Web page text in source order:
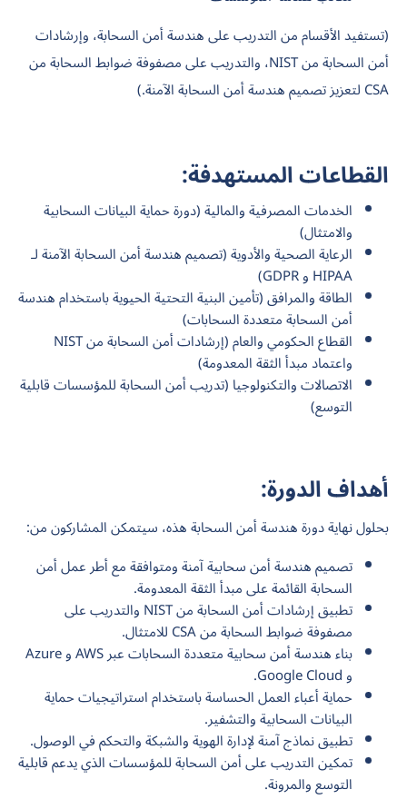
(تستفيد الأقسام من التدريب على هندسة أمن السحابة، وإرشادات
أمن السحابة من NIST، والتدريب على مصفوفة ضوابط السحابة من
CSA لتعزيز تصميم هندسة أمن السحابة الآمنة.)
القطاعات المستهدفة:
الخدمات المصرفية والمالية (دورة حماية البيانات السحابية
والامتثال)
الرعاية الصحية والأدوية (تصميم هندسة أمن السحابة الآمنة لـ
HIPAA و GDPR)
الطاقة والمرافق (تأمين البنية التحتية الحيوية باستخدام هندسة
أمن السحابة متعددة السحابات)
القطاع الحكومي والعام (إرشادات أمن السحابة من NIST
واعتماد مبدأ الثقة المعدومة)
الاتصالات والتكنولوجيا (تدريب أمن السحابة للمؤسسات قابلية
التوسع)
أهداف الدورة:
بحلول نهاية دورة هندسة أمن السحابة هذه، سيتمكن المشاركون من:
تصميم هندسة أمن سحابية آمنة ومتوافقة مع أطر عمل أمن
السحابة القائمة على مبدأ الثقة المعدومة.
تطبيق إرشادات أمن السحابة من NIST والتدريب على
مصفوفة ضوابط السحابة من CSA للامتثال.
بناء هندسة أمن سحابية متعددة السحابات عبر AWS و Azure
و Google Cloud.
حماية أعباء العمل الحساسة باستخدام استراتيجيات حماية
البيانات السحابية والتشفير.
تطبيق نماذج آمنة لإدارة الهوية والشبكة والتحكم في الوصول.
تمكين التدريب على أمن السحابة للمؤسسات الذي يدعم قابلية
التوسع والمرونة.